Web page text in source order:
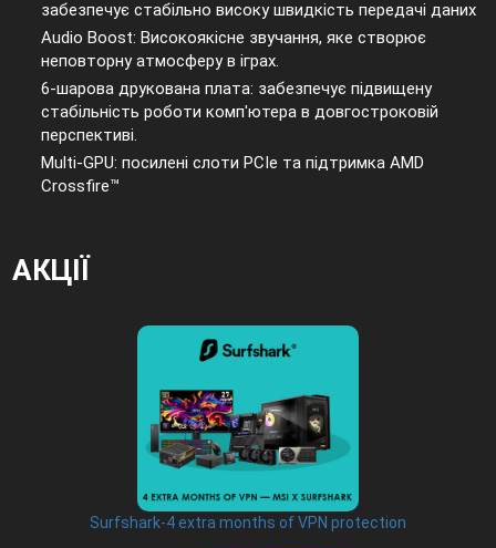
забезпечує стабільно високу швидкість передачі даних
Audio Boost: Високоякісне звучання, яке створює
неповторну атмосферу в іграх.
6-шарова друкована плата: забезпечує підвищену
стабільність роботи комп'ютера в довгостроковій
перспективі.
Multi-GPU: посилені слоти PCIe та підтримка AMD
Crossfire™
АКЦІЇ
Surfshark-4 extra months of VPN protection